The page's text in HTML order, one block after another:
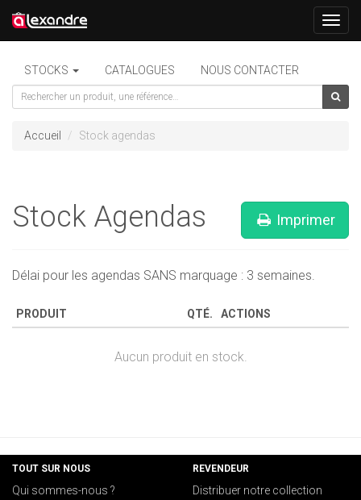
STOCKS CATALOGUES NOUS CONTACTER
Accueil Stock agendas
Imprimer
Stock Agendas
Délai pour les agendas SANS marquage : 3 semaines.
PRODUIT QTÉ. ACTIONS
Aucun produit en stock.
TOUT SUR NOUS
Qui sommes-nous ?
REVENDEUR
Distribuer notre collection